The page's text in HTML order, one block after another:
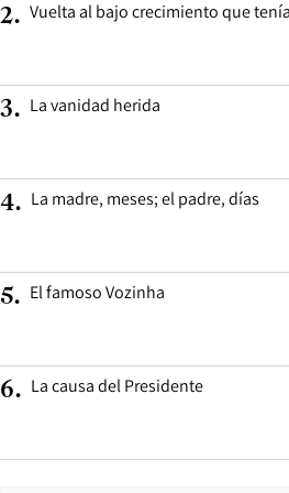
2. Vuelta al bajo crecimiento que
3. La vanidad herida
4. La madre, meses; el padre, días
5. El famoso Vozinha
6. La causa del Presidente